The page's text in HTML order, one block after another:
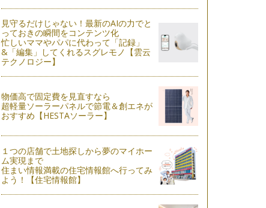
見守るだけじゃない！最新のAIの力でと
っておきの瞬間をコンテンツ化
忙しいママやパパに代わって「記録」
&「編集」してくれるスグレモノ【雲云
テクノロジー】
物価高で固定費を見直すなら
超軽量ソーラーパネルで節電＆創エネが
おすすめ【HESTAソーラー】
１つの店舗で土地探しから夢のマイホー
ム実現まで
住まい情報満載の住宅情報館へ行ってみ
よう！【住宅情報館】